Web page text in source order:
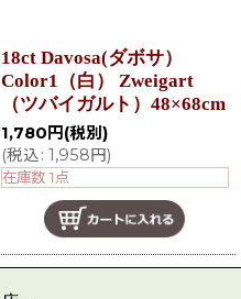
18ct Davosa(ダボサ）
Color1（白） Zweigart
（ツバイガルト）48×68cm
1,780 円 (税別)
(税込: 1,958円)
在庫数 1点